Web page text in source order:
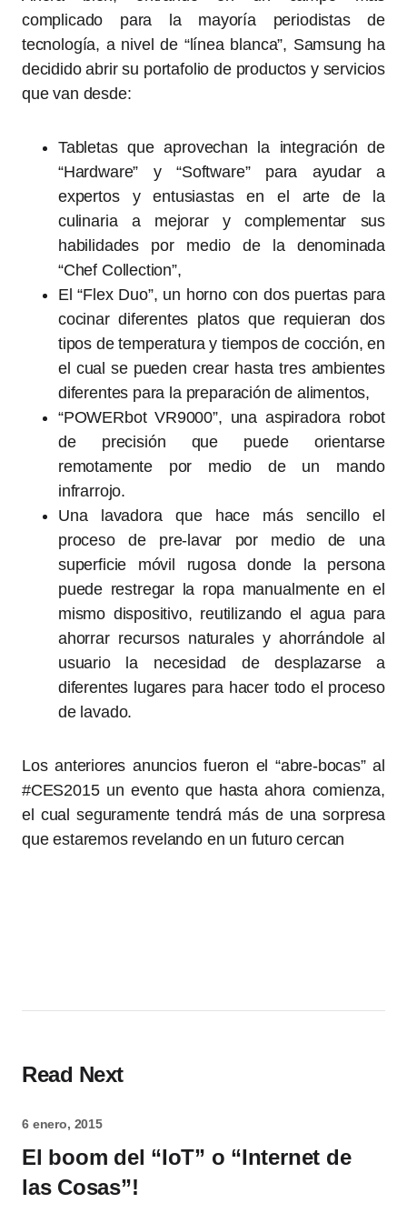
complicado para la mayoría periodistas de
tecnología, a nivel de “línea blanca”, Samsung ha
decidido abrir su portafolio de productos y servicios
que van desde:
Tabletas que aprovechan la integración de
“Hardware” y “Software” para ayudar a
expertos y entusiastas en el arte de la
culinaria a mejorar y complementar sus
habilidades por medio de la denominada
“Chef Collection”,
El “Flex Duo”, un horno con dos puertas para
cocinar diferentes platos que requieran dos
tipos de temperatura y tiempos de cocción, en
el cual se pueden crear hasta tres ambientes
diferentes para la preparación de alimentos,
“POWERbot VR9000”, una aspiradora robot
de precisión que puede orientarse
remotamente por medio de un mando
infrarrojo.
Una lavadora que hace más sencillo el
proceso de pre-lavar por medio de una
superficie móvil rugosa donde la persona
puede restregar la ropa manualmente en el
mismo dispositivo, reutilizando el agua para
ahorrar recursos naturales y ahorrándole al
usuario la necesidad de desplazarse a
diferentes lugares para hacer todo el proceso
de lavado.
Los anteriores anuncios fueron el “abre-bocas” al
#CES2015 un evento que hasta ahora comienza,
el cual seguramente tendrá más de una sorpresa
que estaremos revelando en un futuro cercan
Read Next
6 enero, 2015
El boom del “IoT” o “Internet de
las Cosas”!